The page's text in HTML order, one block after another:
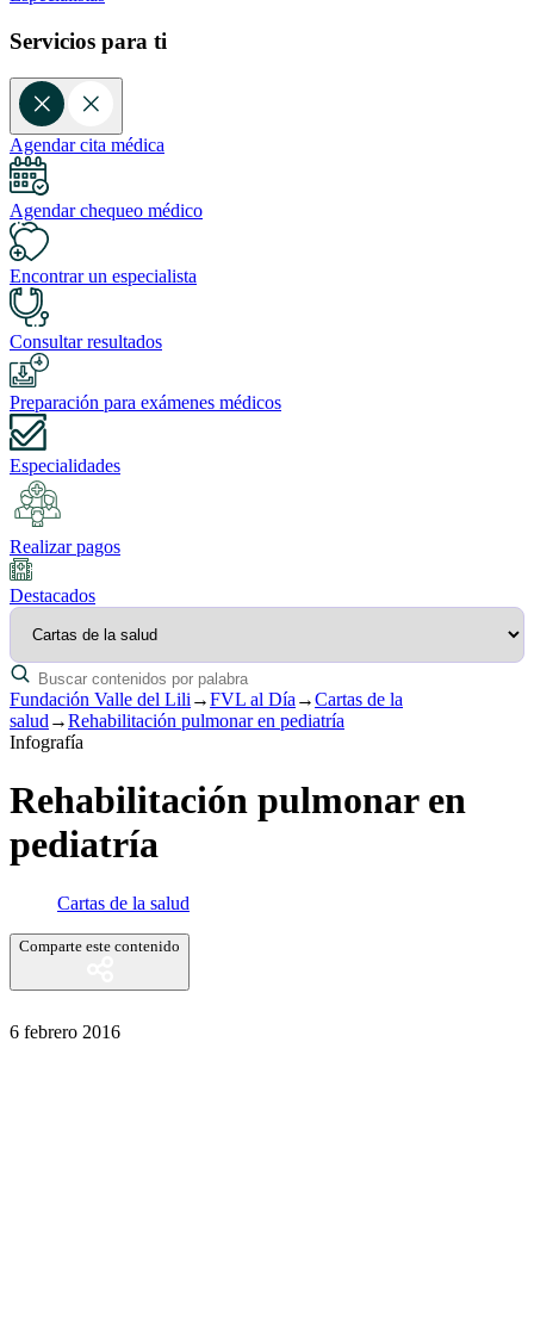
Servicios para ti
Agendar cita médica
Agendar chequeo médico
Encontrar un especialista
Consultar resultados
Preparación para exámenes médicos
Especialidades
Realizar pagos
Destacados
Fundación Valle del Lili →FVL al Día →Cartas de la
salud →Rehabilitación pulmonar en pediatría
Infografía
Rehabilitación pulmonar en
pediatría
Cartas de la salud
Comparte este contenido
6 febrero 2016